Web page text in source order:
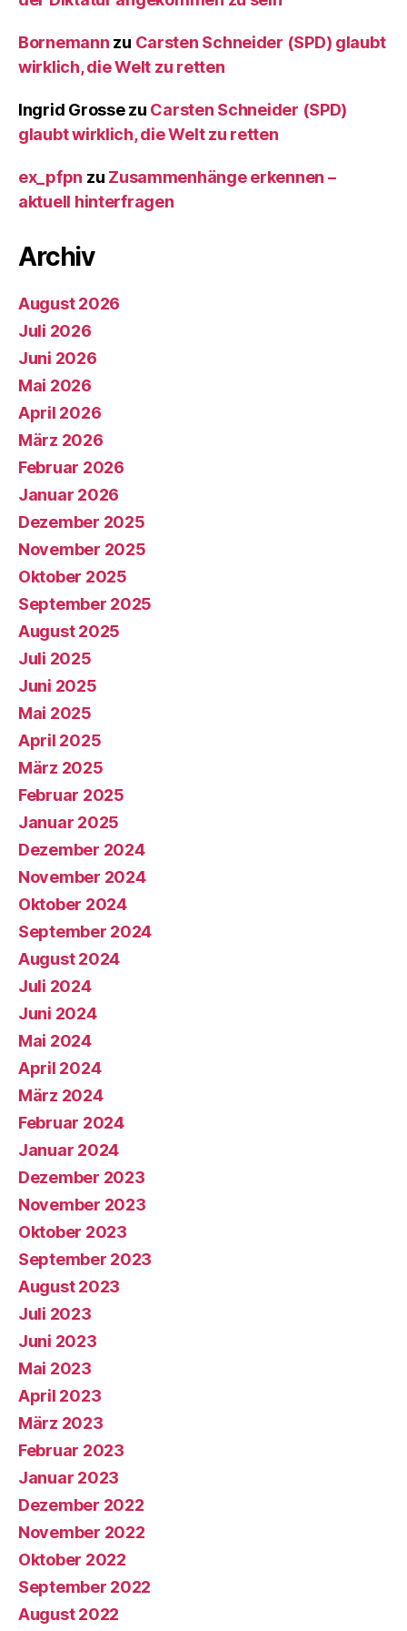
Bornemann zu Carsten Schneider (SPD) glaubt
wirklich, die Welt zu retten
Ingrid Grossezu Carsten Schneider (SPD)
glaubt wirklich, die Welt zu retten
ex_pfpn zu Zusammenhänge erkennen –
aktuell hinterfragen
Archiv
August 2026
Juli 2026
Juni 2026
Mai 2026
April 2026
März 2026
Februar 2026
Januar 2026
Dezember 2025
November 2025
Oktober 2025
September 2025
August 2025
Juli 2025
Juni 2025
Mai 2025
April 2025
März 2025
Februar 2025
Januar 2025
Dezember 2024
November 2024
Oktober 2024
September 2024
August 2024
Juli 2024
Juni 2024
Mai 2024
April 2024
März 2024
Februar 2024
Januar 2024
Dezember 2023
November 2023
Oktober 2023
September 2023
August 2023
Juli 2023
Juni 2023
Mai 2023
April 2023
März 2023
Februar 2023
Januar 2023
Dezember 2022
November 2022
Oktober 2022
September 2022
August 2022